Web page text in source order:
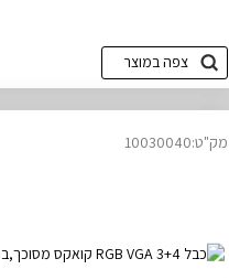
צפה במוצר
מק"ט:10030040